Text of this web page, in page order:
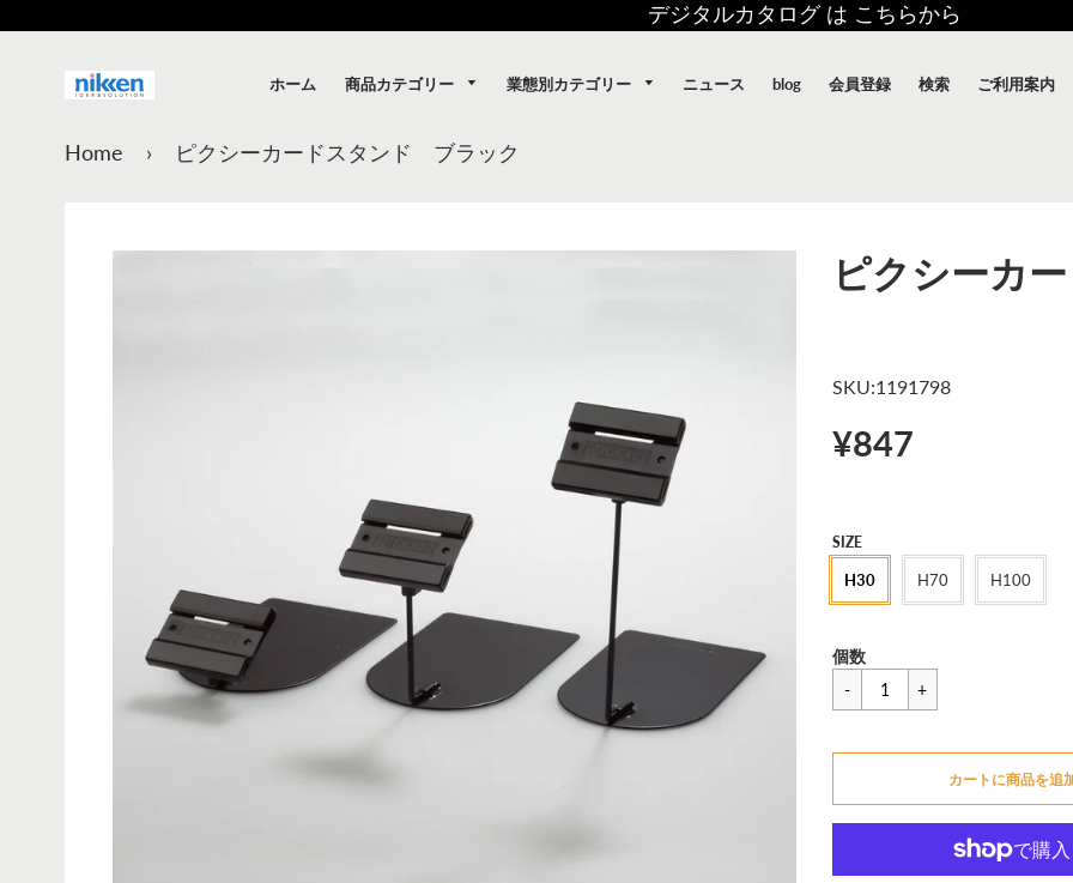
デジタルカタログ は こちらから
ホーム 商品カテゴリー 業態別カテゴリー ニュース blog 会員登録 検索 ご利用案内
Home › ピクシーカードスタンド ブラック
ピクシーカ
SKU:1191798
¥847
セ
ー
ル
格
SIZE
H30 H70 H100
一
価
¥858
個数
カートに商品を追